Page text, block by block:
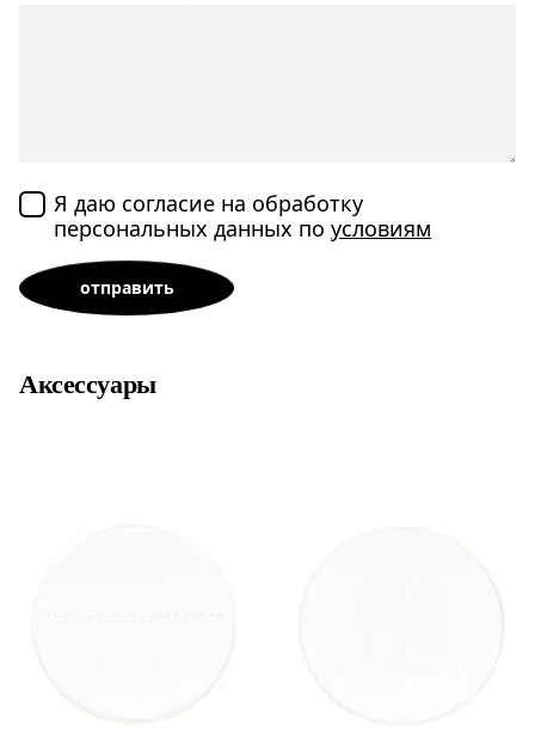
Я даю согласие на обработку
персональных данных поусловиям
Аксессуары